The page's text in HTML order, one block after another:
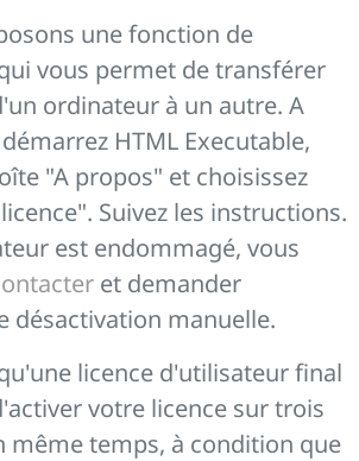
une fonction de
vous permet de transférer
ordinateur à un autre. A
HTML Executable,
"A propos" et choisissez
Suivez les instructions.
est endommagé, vous
et demander
désactivation manuelle.
licence d'utilisateur final
votre licence sur trois
même temps, à condition que